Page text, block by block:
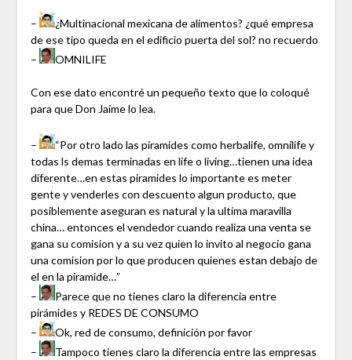
–
¿Multinacional mexicana de alimentos? ¿qué empresa
de ese tipo queda en el edificio puerta del sol? no recuerdo
–
OMNILIFE
Con ese dato encontré un pequeño texto que lo coloqué
para que Don Jaime lo lea.
–
“Por otro lado las piramides como herbalife, omnilife y
todas ls demas terminadas en life o living…tienen una idea
diferente…en estas piramides lo importante es meter
gente y venderles con descuento algun producto, que
posiblemente aseguran es natural y la ultima maravilla
china… entonces el vendedor cuando realiza una venta se
gana su comision y a su vez quien lo invito al negocio gana
una comision por lo que producen quienes estan debajo de
el en la piramide…”
–
Parece que no tienes claro la diferencia entre
pirámides y REDES DE CONSUMO
–
Ok, red de consumo, definición por favor
–
Tampoco tienes claro la diferencia entre las empresas